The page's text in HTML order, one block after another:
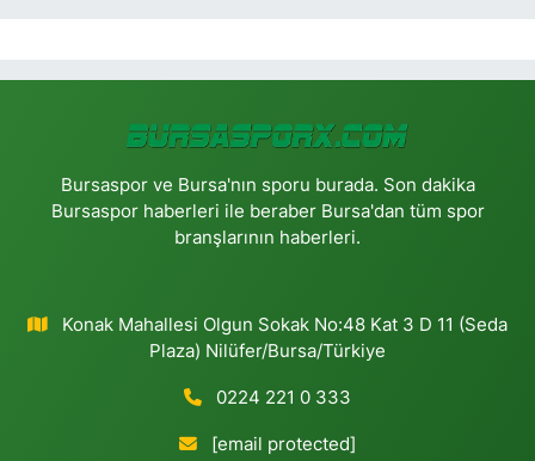
Bursaspor ve Bursa'nın sporu burada. Son dakika
Bursaspor haberleri ile beraber Bursa'dan tüm spor
branşlarının haberleri.
Konak Mahallesi Olgun Sokak No:48 Kat 3 D 11 (Seda
Plaza) Nilüfer/Bursa/Türkiye
0224 221 0 333
[email protected]